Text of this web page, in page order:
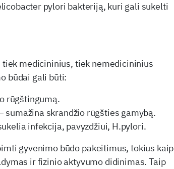
pylori bakteriją, kuri gali sukelti
medicininius, tiek nemedicininius
būdai gali būti:
rūgštingumą.
skrandžio rūgšties gamybą.
infekcija, pavyzdžiui, H.pylori.
gyvenimo būdo pakeitimus, tokius kaip
ir fizinio aktyvumo didinimas. Taip